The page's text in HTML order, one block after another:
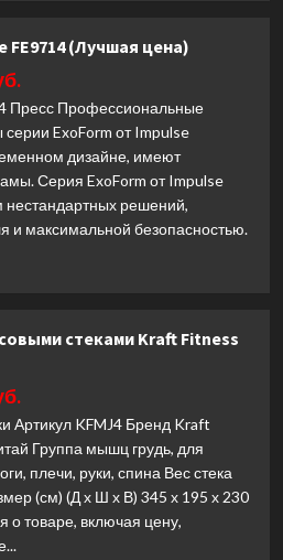
(Лучшая цена)
Пресс Профессиональные
ExoForm от Impulse
дизайне, имеют
Серия ExoForm от Impulse
решений,
и максимальной безопасностью.
стеками Kraft Fitness
Артикул KFMJ4 Бренд Kraft
Группа мышц грудь, для
плечи, руки, спина Вес стека
(см) (Д х Ш х В) 345 х 195 х 230
о товаре, включая цену,